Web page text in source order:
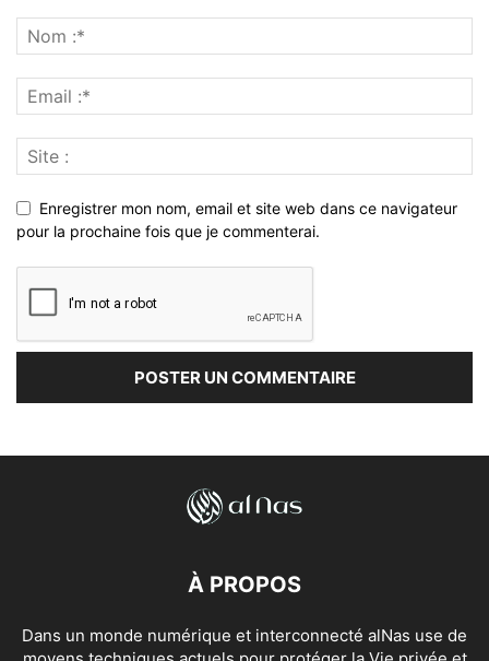
Enregistrer mon nom, email et site web dans ce navigateur
pour la prochaine fois que je commenterai.
À PROPOS
Dans un monde numérique et interconnecté alNas use de